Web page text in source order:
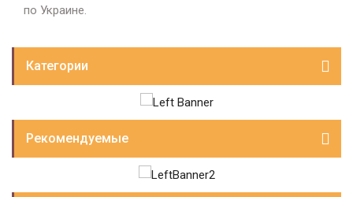
по Украине.
Категории
Рекомендуемые